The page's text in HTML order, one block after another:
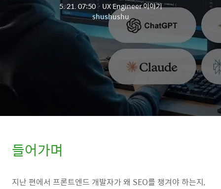
5. 21. 07:50ㆍ UX Engineer 이야기
shushushu
들어가며
지난 편에서 프론트엔드 개발자가 왜 SEO를 챙겨야 하는지,